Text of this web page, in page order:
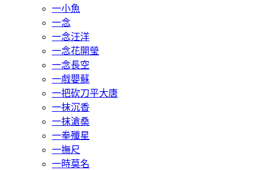
一小魚
一念
一念汪洋
一念花開瑩
一念長空
一戲嬰蘇
一把砍刀平大唐
一抹沉香
一抹滄桑
一拳殲星
一撫尺
一時莫名